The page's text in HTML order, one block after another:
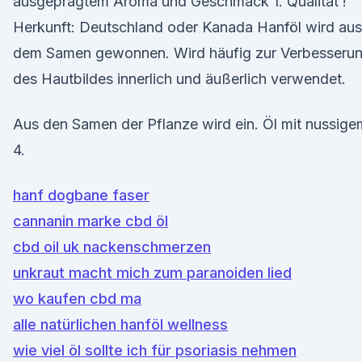
Herkunft: Deutschland oder Kanada Hanföl wird aus
dem Samen gewonnen. Wird häufig zur
des Hautbildes innerlich und äußerlich verwendet.
Aus den Samen der Pflanze wird ein. Öl mit
4.
hanf dogbane faser
cannanin marke cbd öl
cbd oil uk nackenschmerzen
unkraut macht mich zum paranoiden lied
wo kaufen cbd ma
alle natürlichen hanföl wellness
wie viel öl sollte ich für psoriasis nehmen